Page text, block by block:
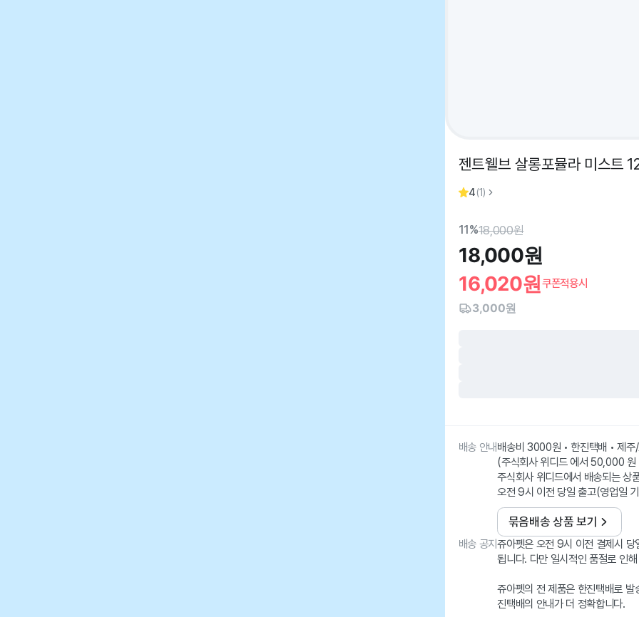
젠트웰브 살롱포뮬라 미스트
4(1)
11%18,000원
18,000원
16,020원쿠폰적용시
3,000원
배송 안내배송비 3000원 • 한진택배 • 제주
(주식회사 위디드 에서 50,000 원
주식회사 위디드에서 배송되는 상
오전 9시 이전 당일 출고(영업일
묶음배송 상품 보기
배송 공지쥬아펫은 오전 9시 이전 결제시
됩니다. 다만 일시적인 품절로 인
쥬아펫의 전 제품은 한진택배로
진택배의 안내가 더 정확합니다.